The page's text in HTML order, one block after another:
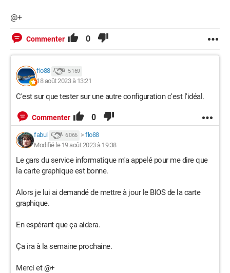
@+
Commenter 0
flo88 5 169
18 août 2023 à 13:21
C'est sur que tester sur une autre configuration c'est l'idéal.
Commenter 0
fabul 6 066 > flo88
Modifié le 19 août 2023 à 19:38
Le gars du service informatique m'a appelé pour me dire que
la carte graphique est bonne.
Alors je lui ai demandé de mettre à jour le BIOS de la carte
graphique.
En espérant que ça aidera.
Ça ira à la semaine prochaine.
Merci et @+